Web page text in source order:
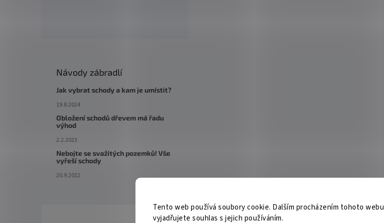
Tento web používá soubory cookie. Dalším procházením tohoto webu
vyjadřujete souhlas s jejich používáním.
Návody zábradlí
Jak vybrat schody a kam je umístit?
19.8.2024
Obložení schodů dřevem má řadu
výhod
2.2.2023
Nebojte se svažitých pozemků! Vše
vyřeší schody
20.9.2022